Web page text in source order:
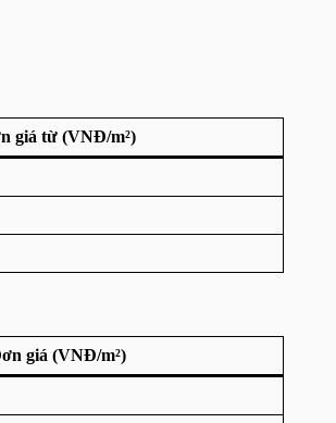
giá từ (VNĐ/m²)
giá (VNĐ/m²)